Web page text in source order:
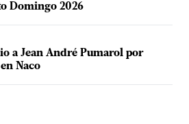
Domingo 2026
a Jean André Pumarol por
Naco